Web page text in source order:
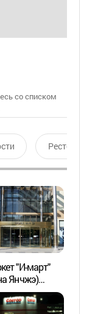
со списком
Ресторан
"И-март"
Янчжэ)
재점)